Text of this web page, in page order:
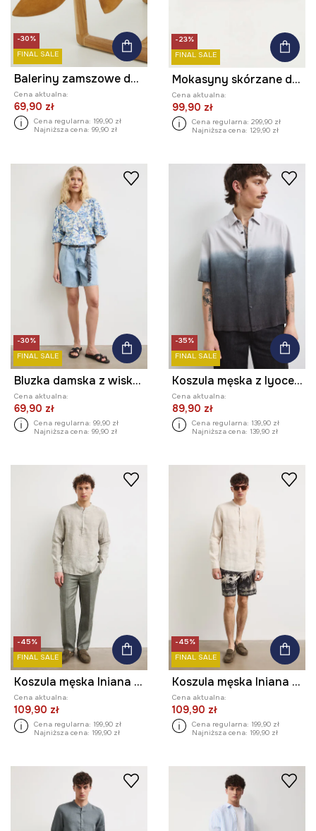
-30%
FINAL SALE
Baleriny zamszowe damskie kolor brązowy
Cena aktualna:
69,90 zł
Cena regularna: 199,90 zł
Najniższa cena: 99,90 zł
-23%
FINAL SALE
Mokasyny skórzane damskie z elastyczną podeszwą kolor beżowy
Cena aktualna:
99,90 zł
Cena regularna: 299,90 zł
Najniższa cena: 129,90 zł
-30%
FINAL SALE
Bluzka damska z wiskozy w kwiaty
Cena aktualna:
69,90 zł
Cena regularna: 99,90 zł
Najniższa cena: 99,90 zł
-35%
FINAL SALE
Koszula męska z lyocellu
Cena aktualna:
89,90 zł
Cena regularna: 139,90 zł
Najniższa cena: 139,90 zł
-45%
FINAL SALE
Koszula męska lniana melanżowa
Cena aktualna:
109,90 zł
Cena regularna: 199,90 zł
Najniższa cena: 199,90 zł
-45%
FINAL SALE
Koszula męska lniana melanżowa
Cena aktualna:
109,90 zł
Cena regularna: 199,90 zł
Najniższa cena: 199,90 zł